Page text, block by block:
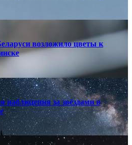
возложило цветы к
наблюдения за звёздами в